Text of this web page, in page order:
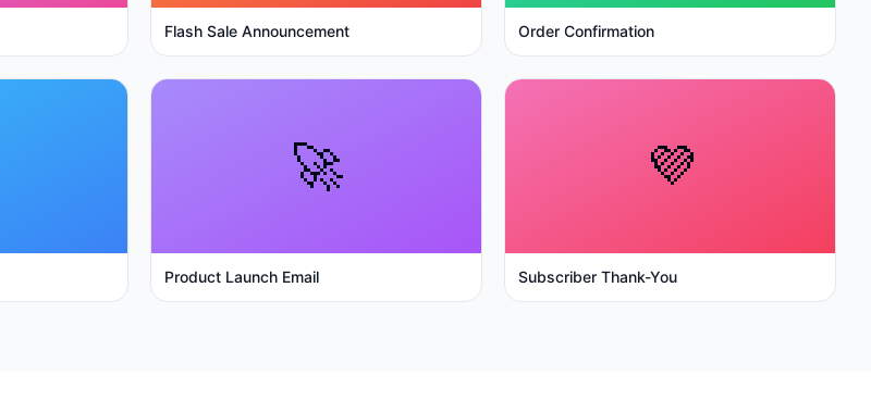
Flash Sale Announcement Order Confirmation
🚀
Product Launch Email
💜
Subscriber Thank-You